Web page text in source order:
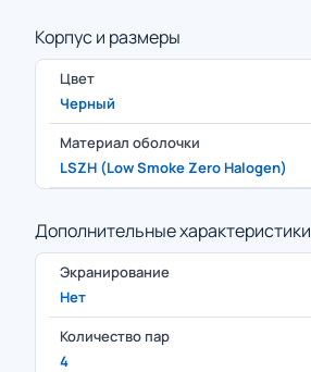
Корпус и размеры
Цвет
Черный
Материал оболочки
LSZH (Low Smoke Zero Halogen)
Дополнительные характеристики
Экранирование
Нет
Количество пар
4